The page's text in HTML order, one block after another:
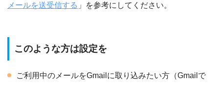
メールを送受信する 」を参考にしてください。
このような方は設定を
ご利用中のメールをGmailに取り込みたい方（Gmailで